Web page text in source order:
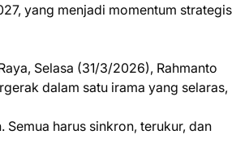
yang menjadi momentum strategis
Selasa (31/3/2026), Rahmanto
dalam satu irama yang selaras,
harus sinkron, terukur, dan